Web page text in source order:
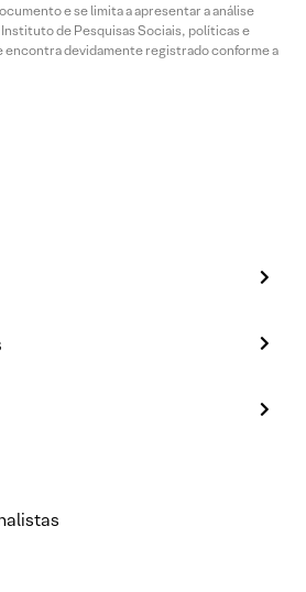
e se limita a apresentar a análise
de Pesquisas Sociais, políticas e
encontra devidamente registrado conforme a